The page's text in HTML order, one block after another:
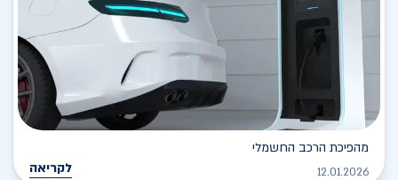
מהפיכת הרכב החשמלי
12.01.2026 לקריאה